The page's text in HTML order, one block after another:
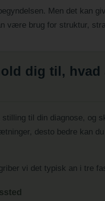
Men det kan
være brug for struktur,
dig til, hvad
til din diagnose, og
desto bedre kan
vi det typisk an i tre